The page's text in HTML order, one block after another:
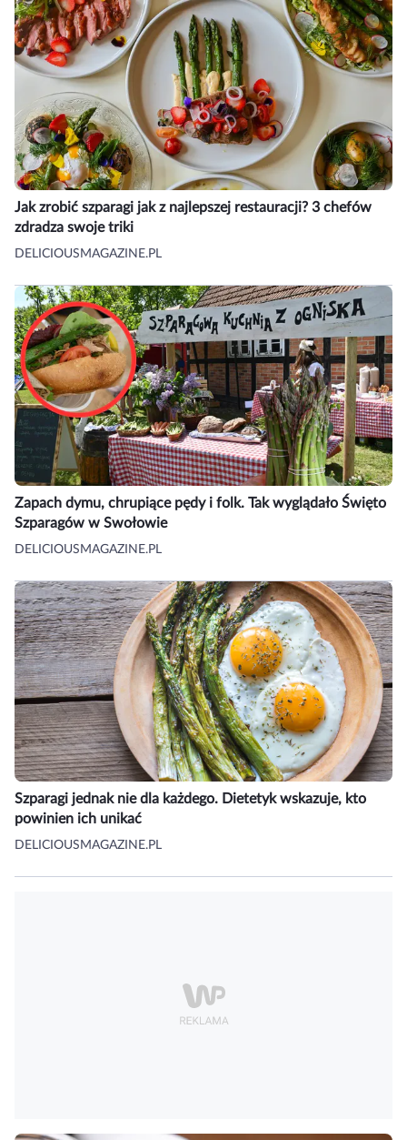
Jak zrobić szparagi jak z najlepszej restauracji? 3 chefów
zdradza swoje triki
DELICIOUSMAGAZINE.PL
Zapach dymu, chrupiące pędy i folk. Tak wyglądało Święto
Szparagów w Swołowie
DELICIOUSMAGAZINE.PL
Szparagi jednak nie dla każdego. Dietetyk wskazuje, kto
powinien ich unikać
DELICIOUSMAGAZINE.PL